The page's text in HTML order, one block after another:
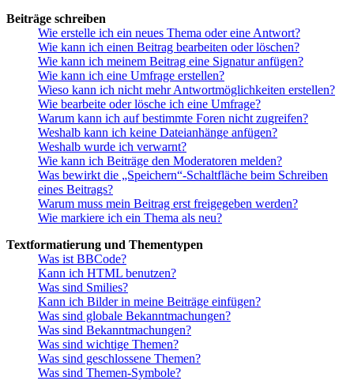
Beiträge schreiben
Wie erstelle ich ein neues Thema oder eine Antwort?
Wie kann ich einen Beitrag bearbeiten oder löschen?
Wie kann ich meinem Beitrag eine Signatur anfügen?
Wie kann ich eine Umfrage erstellen?
Wieso kann ich nicht mehr Antwortmöglichkeiten erstellen?
Wie bearbeite oder lösche ich eine Umfrage?
Warum kann ich auf bestimmte Foren nicht zugreifen?
Weshalb kann ich keine Dateianhänge anfügen?
Weshalb wurde ich verwarnt?
Wie kann ich Beiträge den Moderatoren melden?
Was bewirkt die „Speichern“-Schaltfläche beim Schreiben
eines Beitrags?
Warum muss mein Beitrag erst freigegeben werden?
Wie markiere ich ein Thema als neu?
Textformatierung und Thementypen
Was ist BBCode?
Kann ich HTML benutzen?
Was sind Smilies?
Kann ich Bilder in meine Beiträge einfügen?
Was sind globale Bekanntmachungen?
Was sind Bekanntmachungen?
Was sind wichtige Themen?
Was sind geschlossene Themen?
Was sind Themen-Symbole?